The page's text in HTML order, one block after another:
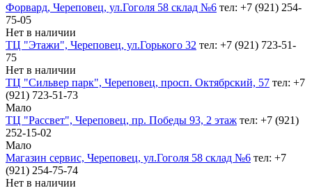
Форвард, Череповец, ул.Гоголя 58 склад №6 тел: +7 (921) 254-
75-05
Нет в наличии
ТЦ "Этажи", Череповец, ул.Горького 32 тел: +7 (921) 723-51-
75
Нет в наличии
ТЦ "Сильвер парк", Череповец, просп. Октябрский, 57 тел: +7
(921) 723-51-73
Мало
ТЦ "Рассвет", Череповец, пр. Победы 93, 2 этаж тел: +7 (921)
252-15-02
Мало
Магазин сервис, Череповец, ул.Гоголя 58 склад №6 тел: +7
(921) 254-75-74
Нет в наличии